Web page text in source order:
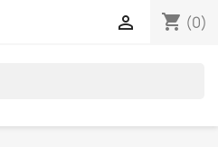
shopping_cart (0)
